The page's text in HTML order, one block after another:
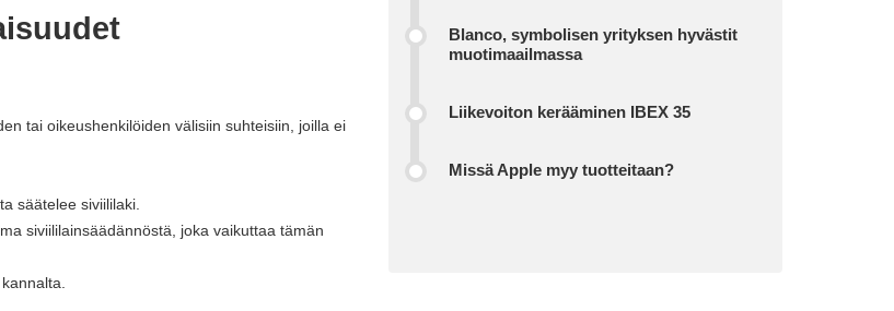
tai oikeushenkilöiden välisiin suhteisiin, joilla ei
säätelee siviililaki.
siviililainsäädännöstä, joka vaikuttaa tämän
Blanco, symbolisen yrityksen hyvästit
muotimaailmassa
Liikevoiton kerääminen IBEX 35
Missä Apple myy tuotteitaan?